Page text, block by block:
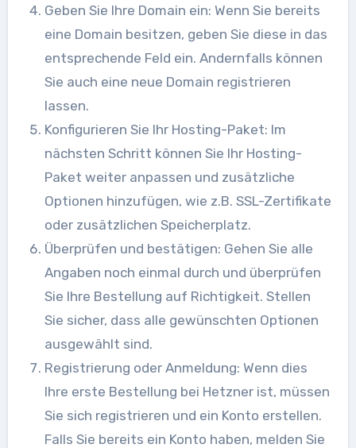
Geben Sie Ihre Domain ein: Wenn Sie bereits
eine Domain besitzen, geben Sie diese in das
entsprechende Feld ein. Andernfalls können
Sie auch eine neue Domain registrieren
lassen.
Konfigurieren Sie Ihr Hosting-Paket: Im
nächsten Schritt können Sie Ihr Hosting-
Paket weiter anpassen und zusätzliche
Optionen hinzufügen, wie z.B. SSL-Zertifikate
oder zusätzlichen Speicherplatz.
Überprüfen und bestätigen: Gehen Sie alle
Angaben noch einmal durch und überprüfen
Sie Ihre Bestellung auf Richtigkeit. Stellen
Sie sicher, dass alle gewünschten Optionen
ausgewählt sind.
Registrierung oder Anmeldung: Wenn dies
Ihre erste Bestellung bei Hetzner ist, müssen
Sie sich registrieren und ein Konto erstellen.
Falls Sie bereits ein Konto haben, melden Sie